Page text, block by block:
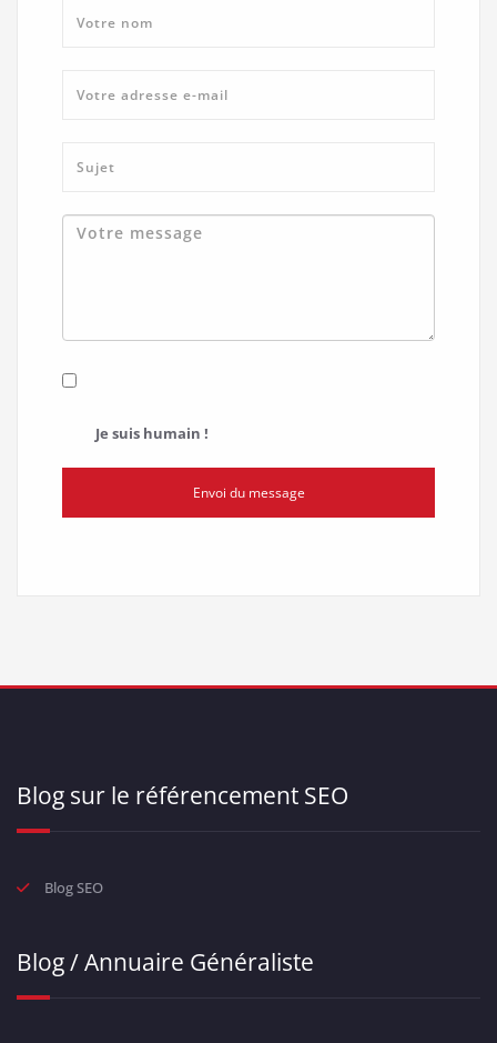
Je suis humain !
Envoi du message
Blog sur le référencement SEO
Blog SEO
Blog / Annuaire Généraliste